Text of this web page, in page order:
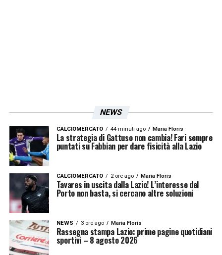
le risorse necessarie per rilanciare la
squadra e restituire entusiasmo all’ambiente
biancoceleste, sempre in attesa di nuovi
colpi e di un progetto tecnico all’altezza delle
ambizioni del club.
Leggi qui le ULTIMISSIME DI
LAZIONEWS24
LA PLAYLIST DELLE NOSTRE TOP NEWS
NEWS
CALCIOMERCATO 44 minuti ago Maria Floris
La strategia di Gattuso non cambia! Fari sempre
puntati su Fabbian per dare fisicità alla Lazio
CALCIOMERCATO 2 ore ago Maria Floris
Tavares in uscita dalla Lazio! L’interesse del
Porto non basta, si cercano altre soluzioni
NEWS 3 ore ago Maria Floris
Rassegna stampa Lazio: prime pagine quotidiani
sportivi – 8 agosto 2026